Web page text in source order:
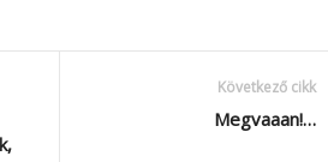
Következő cikk
Megvaaan!…